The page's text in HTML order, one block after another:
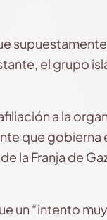
el grupo
a la
que gobierna
la Franja de
un “intento